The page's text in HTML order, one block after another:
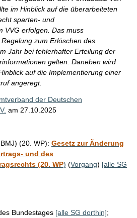
im Hinblick auf die überarbeiteten
sparten- und
VVG erfolgen. Das muss
zum Erlöschen des
Jahr bei fehlerhafter Erteilung der
gelten. Daneben wird
auf die Implementierung einer
angeregt.
der Deutschen
am 27.10.2025
(20. WP): Gesetz zur Änderung
und des
(20. WP) (Vorgang) [alle SG
Bundestages [alle SG dorthin];